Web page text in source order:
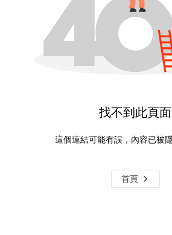
找不到此頁面
這個連結可能有誤，內容已被
首頁